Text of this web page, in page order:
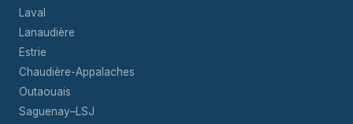
Laval
Lanaudière
Estrie
Chaudière-Appalaches
Outaouais
Saguenay–LSJ